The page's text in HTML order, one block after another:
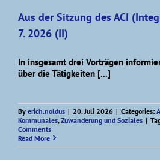
Aus der Sitzung des ACI
7. 2026 (II)
In insgesamt drei Vorträgen
über die Tätigkeiten [...]
By erich.noldus | 20. Juli 2026 | Categories:
Kommunales,Zuwanderung und Soziales |
Comments
Read More